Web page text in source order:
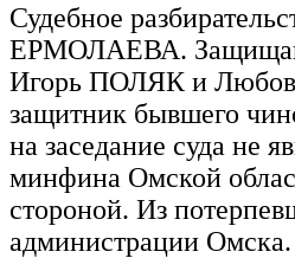
Судебное
ЕРМОЛАЕВА.
Игорь ПОЛЯК и
защитник бывшего
на заседание суда не
минфина Омской
стороной. Из
администрации Омска.